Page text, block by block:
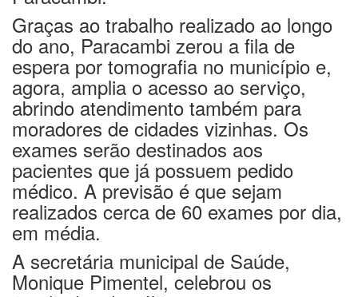
Graças ao trabalho realizado ao longo
do ano, Paracambi zerou a fila de
espera por tomografia no município e,
agora, amplia o acesso ao serviço,
abrindo atendimento também para
moradores de cidades vizinhas. Os
exames serão destinados aos
pacientes que já possuem pedido
médico. A previsão é que sejam
realizados cerca de 60 exames por dia,
em média.
A secretária municipal de Saúde,
Monique Pimentel, celebrou os